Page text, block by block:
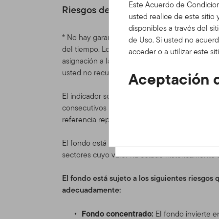
Riesgos de inversión
* No hay garantías de que el fondo se
del tiempo. Los datos históricos utilizados
asignación a la categoría más baja no
usted no recupere el importe invertido.
El indicador se basa en la volatilidad de los
consecutivos a 5 años). Cuando una clase
referencia representativo.
El fondo está en su categoría de riesgo y
sectores cuyo valor ha estado
El fondo está sujeto a los siguientes
adecuadamente:
Fondo concentrado: El fondo invierte
Este Acuerdo de
usted realice de este sitio
disponibles a través del
de Uso. Si usted no
acceder o a utilizar este
Aceptación
Este Acuerdo de
bajo las cuales usted
colectiva como el "Sitio"
recorrer y/o utilizar el